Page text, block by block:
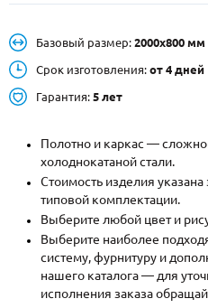
Металлические двери от
Москве
НАЙТИ:
+7 (495)
Каталог
Базовый размер: 2000х800 мм
Срок изготовления: от 4 дней
Гарантия: 5 лет
Полотно и каркас —
холоднокатаной стали.
Стоимость изделия
типовой комплектации.
Выберите любой цвет и
Выберите наиболее
систему, фурнитуру и
нашего каталога — для
исполнения заказа